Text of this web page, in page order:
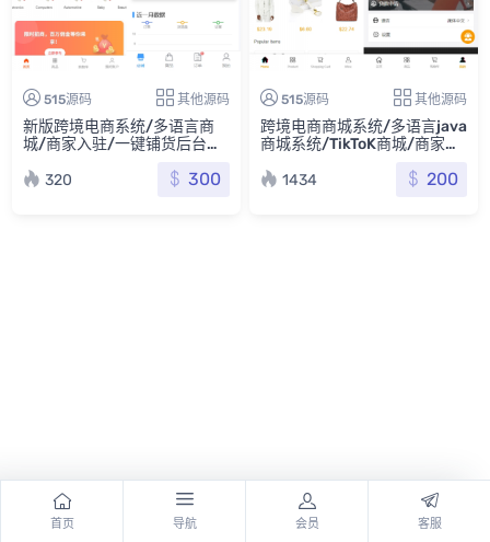
515源码 其他源码
新版跨境电商系统/多语言商
城/商家入驻/一键铺货后台下
320
300
515源码 其他源码
跨境电商商城系统/多语言java
商城系统/TikToK商城/商家入
1434
200
首页 导航 会员 客服